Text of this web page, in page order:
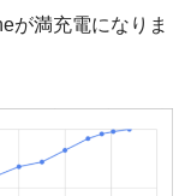
が満充電になりま